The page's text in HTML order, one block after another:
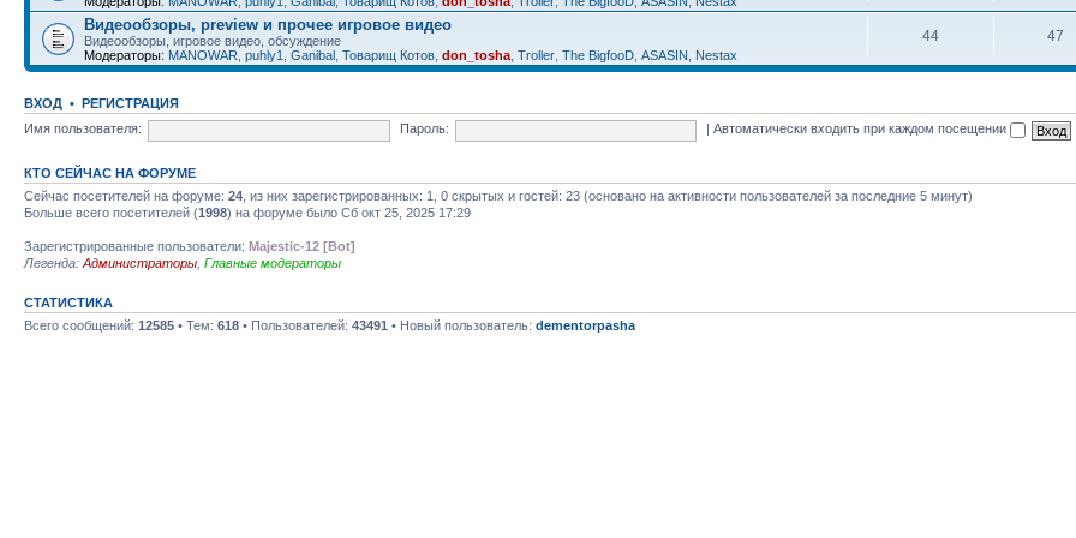
Видеообзоры, preview и прочее игровое видео
Видеообзоры, игровое видео, обсуждение
Модераторы: MANOWAR puhly1 Ganibal Товарищ Котов don_tosha Troller The BigfooD ASASIN Nestax
44 47
ВХОД • РЕГИСТРАЦИЯ
Имя пользователя:
Пароль: |Автоматически входить при каждом посещении
КТО СЕЙЧАС НА ФОРУМЕ
Сейчас посетителей на форуме: 24 , из них зарегистрированных: 1, 0 скрытых и гостей: 23 (основано на активности пользователей за последние 5 минут)
Больше всего посетителей (1998) на форуме было Сб окт 25, 2025 17:29
Зарегистрированные пользователи: Majestic-12 [Bot]
Легенда: Администраторы Главные модераторы
СТАТИСТИКА
Всего сообщений: 12585 • Тем: 618 • Пользователей: 43491 • Новый пользователь: dementorpasha